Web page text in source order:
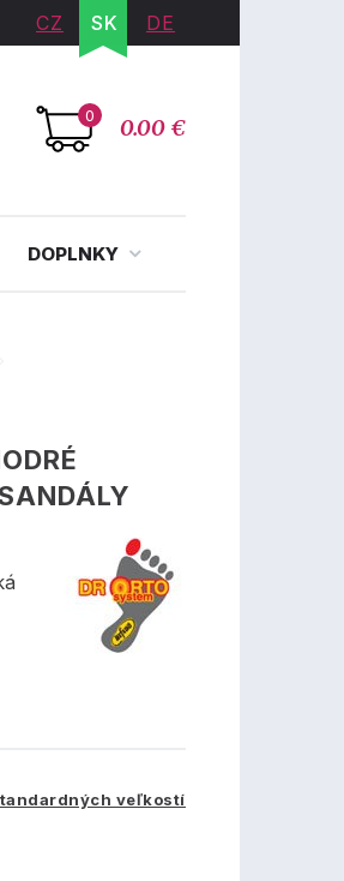
CZ SK DE
0 0.00 €
DOPLNKY
veľkostí